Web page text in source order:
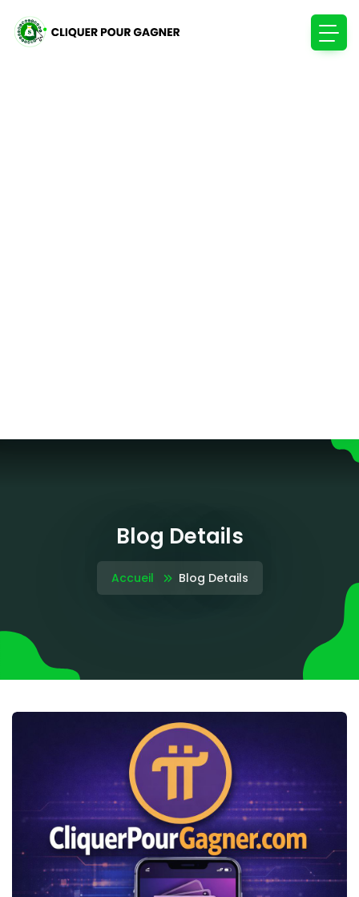
Blog Details
Accueil Blog Details